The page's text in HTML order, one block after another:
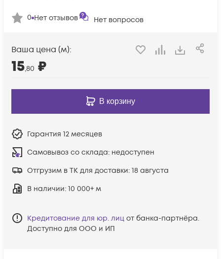
0 Нет отзывов Нет вопросов
Ваша цена (м):
15,80 ₽
В корзину
Гарантия 12 месяцев
Самовывоз со склада: недоступен
Отгрузим в ТК для доставки: 18 августа
В наличии: 10 000+ м
Кредитование для юр. лиц от банка-партнёра.
Доступно для ООО и ИП